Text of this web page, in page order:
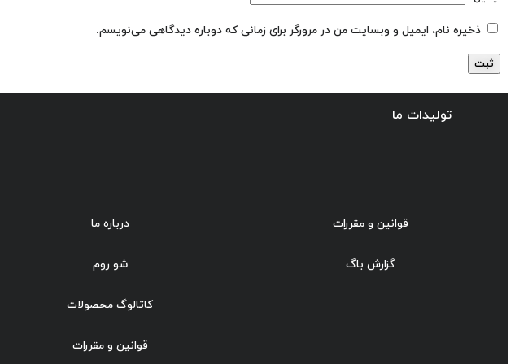
ذخیره نام، ایمیل و وبسایت من در مرورگر برای زمانی که دوباره دیدگاهی می‌نویسم.
تولیدات ما
قوانین و مقررات
گزارش باگ
درباره ما
شو روم
کاتالوگ محصولات
قوانین و مقررات